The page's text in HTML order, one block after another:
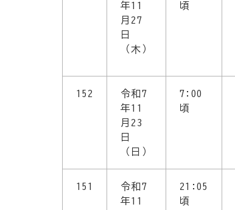
年11
月27
日
（木）
頃
152
令和7
年11
月23
日
（日）
7:00
頃
151
令和7
年11
21:05
頃